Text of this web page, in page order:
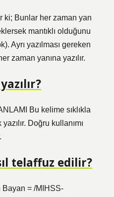
ki; Bunlar her zaman yan
mantıklı olduğunu
Ayrı yazılması gereken
zaman yanına yazılır.
Bu kelime sıklıkla
Doğru kullanımı
telaffuz edilir?
Bayan = /MIHSS-